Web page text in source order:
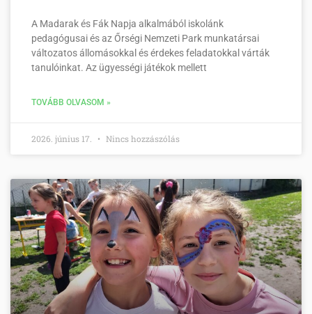
A Madarak és Fák Napja alkalmából iskolánk
pedagógusai és az Őrségi Nemzeti Park munkatársai
változatos állomásokkal és érdekes feladatokkal várták
tanulóinkat. Az ügyességi játékok mellett
TOVÁBB OLVASOM »
2026. június 17. Nincs hozzászólás